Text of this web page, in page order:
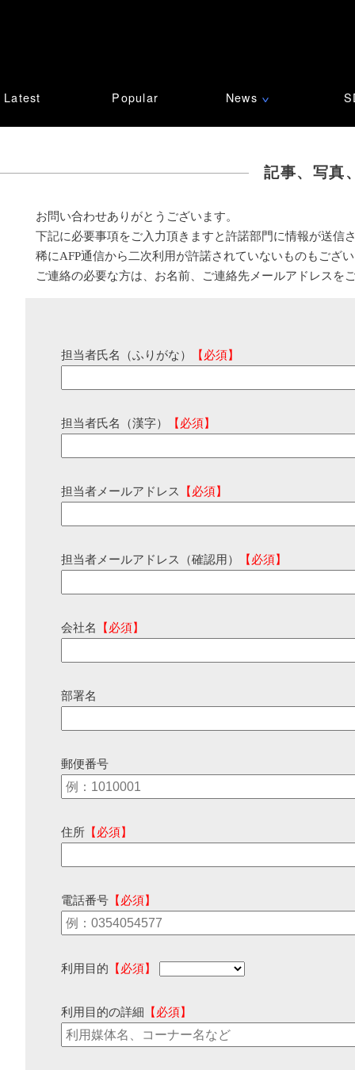
Latest Popular News ∨
記事、写真
お問い合わせありがとうございます。
下記に必要事項をご入力頂きますと許諾部門に情報が送信
稀にAFP通信から二次利用が許諾されていないものもござ
ご連絡の必要な方は、お名前、ご連絡先メールアドレスを
担当者氏名（ふりがな） 【必須】
担当者氏名（漢字） 【必須】
担当者メールアドレス 【必須】
担当者メールアドレス（確認用） 【必須】
会社名 【必須】
部署名
郵便番号
住所 【必須】
電話番号 【必須】
利用目的 【必須】
利用目的の詳細 【必須】